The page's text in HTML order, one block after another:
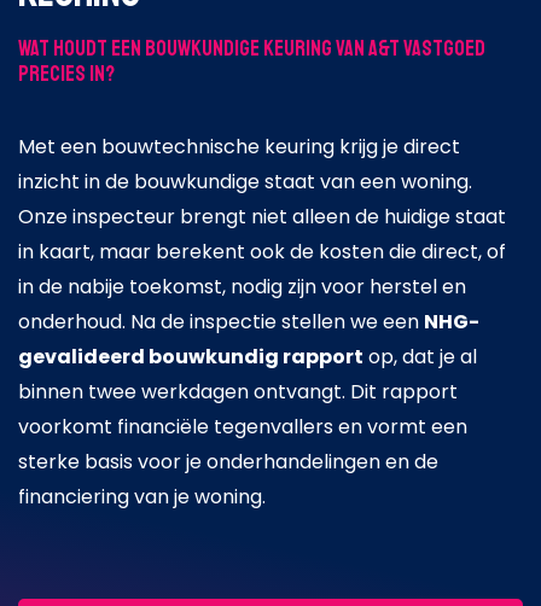
Wat houdt een bouwkundige keuring van A&T Vastgoed
precies in?
Met een bouwtechnische keuring krijg je direct
inzicht in de bouwkundige staat van een woning.
Onze inspecteur brengt niet alleen de huidige staat
in kaart, maar berekent ook de kosten die direct, of
in de nabije toekomst, nodig zijn voor herstel en
onderhoud. Na de inspectie stellen we een NHG-
gevalideerd bouwkundig rapport op, dat je al
binnen twee werkdagen ontvangt. Dit rapport
voorkomt financiële tegenvallers en vormt een
sterke basis voor je onderhandelingen en de
financiering van je woning.